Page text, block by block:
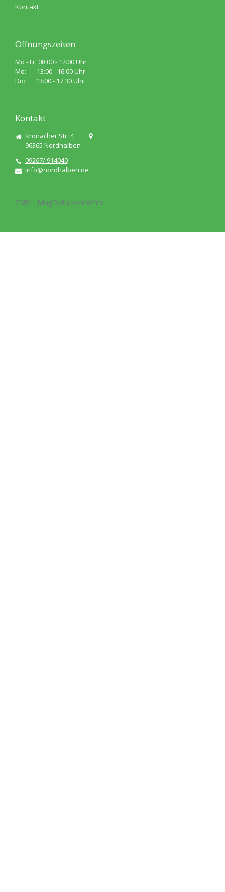
Kontakt
Öffnungszeiten
Mo - Fr: 08:00 - 12:00 Uhr
Mo: 13:00 - 16:00 Uhr
Do: 13:00 - 17:30 Uhr
Kontakt
Kronacher Str. 4
96365 Nordhalben
09267/ 914040
info@nordhalben.de
CMS: LivingData komXcms